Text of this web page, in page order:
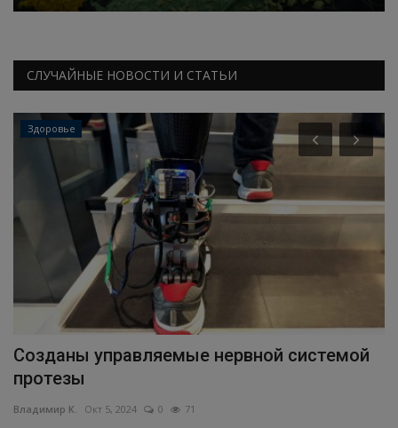
СЛУЧАЙНЫЕ НОВОСТИ И СТАТЬИ
Здоровье
Созданы управляемые нервной системой
протезы
Владимир К. Окт 5, 2024 0 71